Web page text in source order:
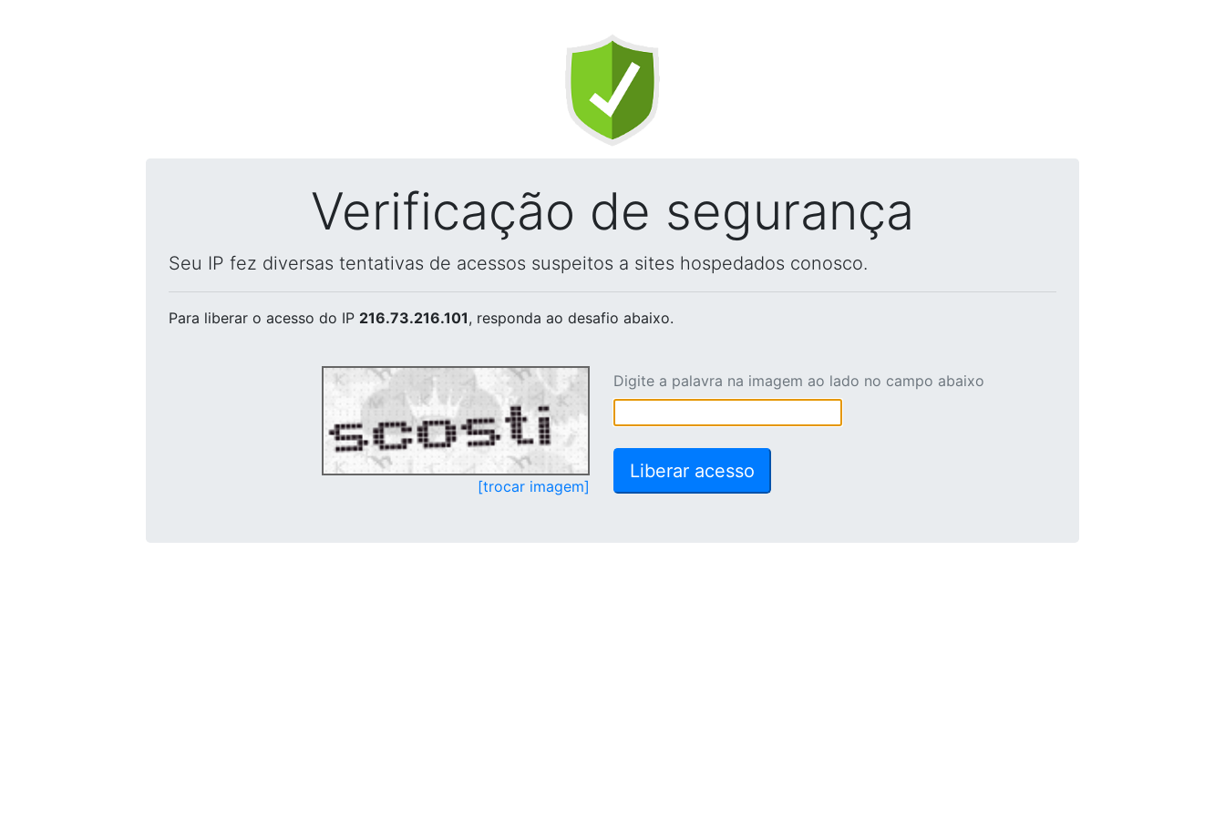
Verificação de segurança
Seu IP fez diversas tentativas de acessos suspeitos a sites hospedados conosco.
Para liberar o acesso do IP 216.73.216.101, responda ao desafio abaixo.
[trocar imagem]
Digite a palavra na imagem ao lado no campo abaixo